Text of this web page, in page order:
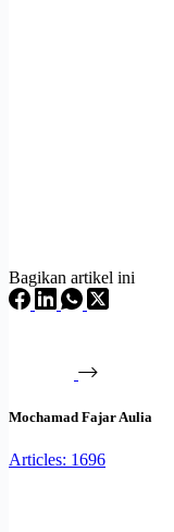
Bagikan artikel ini
Mochamad Fajar Aulia
Articles: 1696